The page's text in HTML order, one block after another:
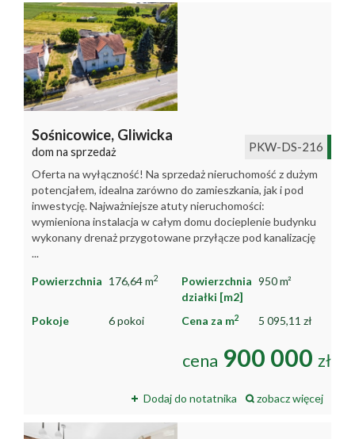
firmie
Kontakt
Sośnicowice, Gliwicka
dom na sprzedaż PKW-DS-216
Oferta na wyłączność! Na sprzedaż nieruchomość z dużym
potencjałem, idealna zarówno do zamieszkania, jak i pod
inwestycję. Najważniejsze atuty nieruchomości:
wymieniona instalacja w całym domu docieplenie budynku
wykonany drenaż przygotowane przyłącze pod kanalizację
...
Powierzchnia 176,64 m2
Powierzchnia
działki [m2]
950 m²
Pokoje 6 pokoi Cena za m2 5 095,11 zł
cena 900 000 zł
Dodaj do notatnika zobacz więcej